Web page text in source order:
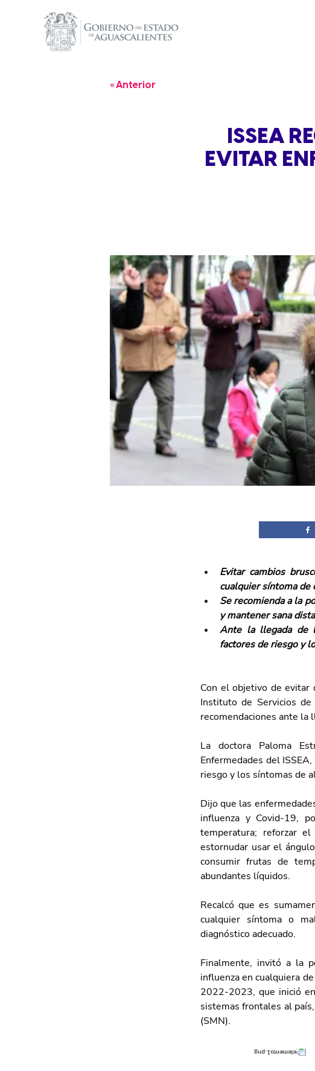
« Anterior
ISSEA
EVITAR
Evitar cambios
cualquier síntoma de
Se recomienda a la
y mantener sana
Ante la llegada de
factores de riesgo y
Con el objetivo de evitar
Instituto de Servicios
recomendaciones ante la
La doctora Paloma
Enfermedades del
riesgo y los síntomas de
Dijo que las
influenza y Covid-19,
temperatura; reforzar
estornudar usar el
consumir frutas de
abundantes líquidos.
Recalcó que es
cualquier síntoma o
diagnóstico adecuado.
Finalmente, invitó a la
influenza en cualquiera
2022-2023, que inició
sistemas frontales al
(SMN).